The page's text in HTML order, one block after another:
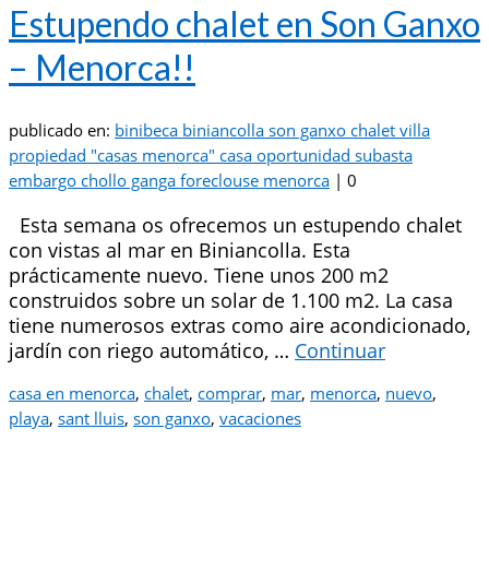
Estupendo chalet en Son Ganxo
– Menorca!!
publicado en: binibeca biniancolla son ganxo chalet villa
propiedad "casas menorca" casa oportunidad subasta
embargo chollo ganga foreclouse menorca | 0
Esta semana os ofrecemos un estupendo chalet
con vistas al mar en Biniancolla. Esta
prácticamente nuevo. Tiene unos 200 m2
construidos sobre un solar de 1.100 m2. La casa
tiene numerosos extras como aire acondicionado,
jardín con riego automático, … Continuar
casa en menorca, chalet, comprar, mar, menorca, nuevo,
playa, sant lluis, son ganxo, vacaciones